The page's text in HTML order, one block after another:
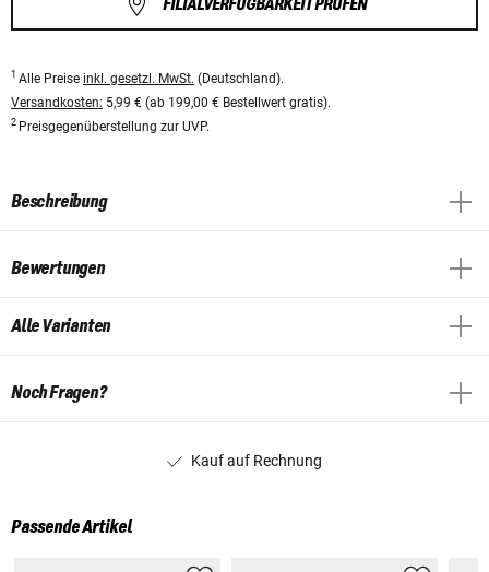
FILIALVERFÜGBARKEIT PRÜFEN
1 Alle Preise inkl. gesetzl. MwSt. (Deutschland).
Versandkosten: 5,99 € (ab 199,00 € Bestellwert gratis).
2 Preisgegenüberstellung zur UVP.
Beschreibung
Bewertungen
Alle Varianten
Noch Fragen?
Kauf auf Rechnung
Passende Artikel